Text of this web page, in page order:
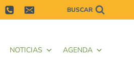
BUSCAR
NOTICIAS AGENDA